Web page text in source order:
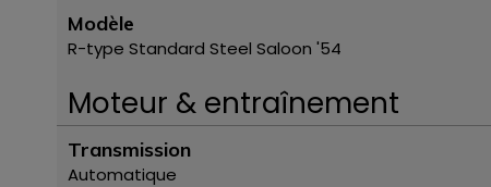
Modèle
R-type Standard Steel Saloon '54
Moteur & entraînement
Transmission
Automatique